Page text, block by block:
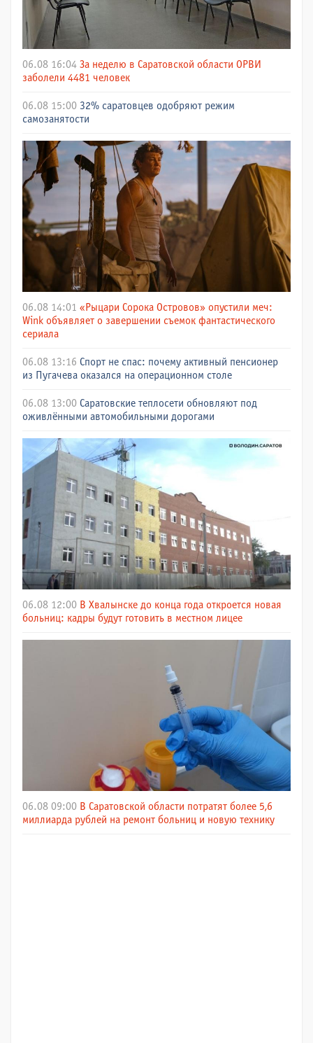
06.08 16:04 За неделю в Саратовской области ОРВИ
заболели 4481 человек
06.08 15:00 32% саратовцев одобряют режим
самозанятости
06.08 14:01 «Рыцари Сорока Островов» опустили меч:
Wink объявляет о завершении съемок фантастического
сериала
06.08 13:16 Спорт не спас: почему активный пенсионер
из Пугачева оказался на операционном столе
06.08 13:00 Саратовские теплосети обновляют под
оживлёнными автомобильными дорогами
06.08 12:00 В Хвалынске до конца года откроется новая
больниц: кадры будут готовить в местном лицее
06.08 09:00 В Саратовской области потратят более 5,6
миллиарда рублей на ремонт больниц и новую технику